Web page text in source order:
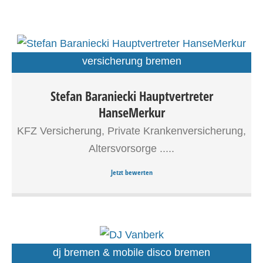
hr Ansprechpartner in Bremen für alle
Versicherungsfragen: Stefan Baraniecki, HanseMerkur-
Hauptvertreter.
versicherung bremen
Stefan Baraniecki Hauptvertreter
HanseMerkur
KFZ Versicherung, Private Krankenversicherung,
Altersvorsorge .....
Jetzt bewerten
dj bremen & mobile disco bremen